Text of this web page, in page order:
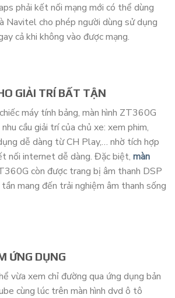
phải kết nối mạng mới có thể dùng
Navitel cho phép người dùng sử dụng
cả khi không vào được mạng.
GIẢI TRÍ BẤT TẬN
máy tính bảng, màn hình ZT360G
cầu giải trí của chủ xe: xem phim,
dễ dàng từ CH Play,… nhờ tích hợp
nối internet dễ dàng. Đặc biệt, màn
còn được trang bị âm thanh DSP
mang đến trải nghiệm âm thanh sống
ỨNG DỤNG
vừa xem chỉ đường qua ứng dụng bản
cùng lúc trên màn hình dvd ô tô